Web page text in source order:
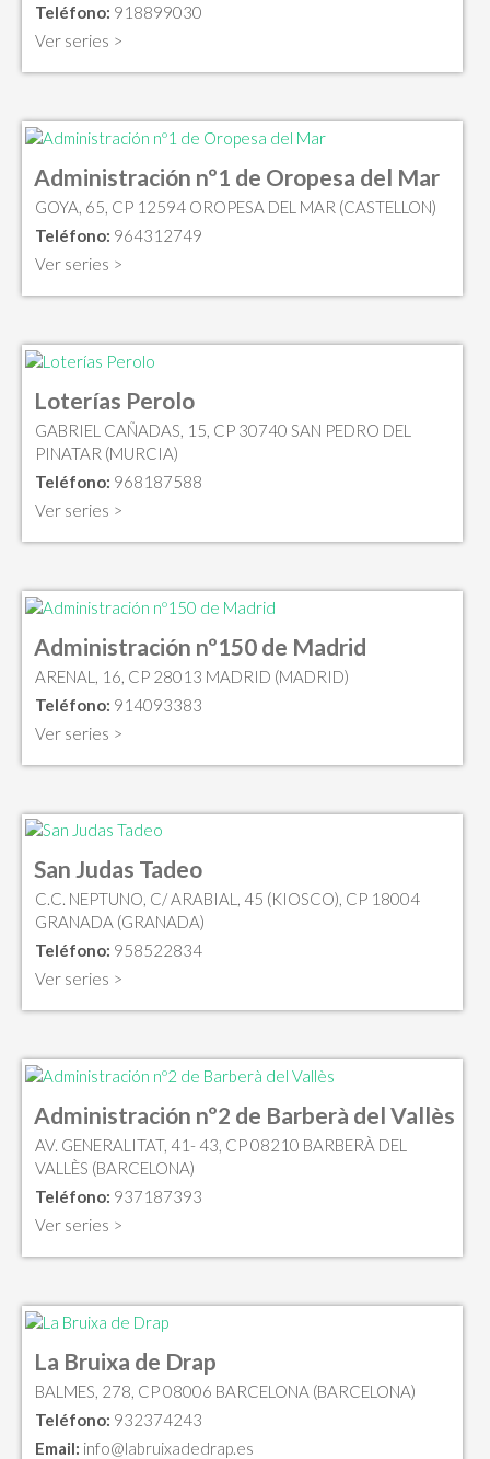
Teléfono: 918899030
Ver series >
Administración nº1 de Oropesa del Mar
GOYA, 65, CP 12594 OROPESA DEL MAR (CASTELLON)
Teléfono: 964312749
Ver series >
Loterías Perolo
GABRIEL CAÑADAS, 15, CP 30740 SAN PEDRO DEL
PINATAR (MURCIA)
Teléfono: 968187588
Ver series >
Administración nº150 de Madrid
ARENAL, 16, CP 28013 MADRID (MADRID)
Teléfono: 914093383
Ver series >
San Judas Tadeo
C.C. NEPTUNO, C/ ARABIAL, 45 (KIOSCO), CP 18004
GRANADA (GRANADA)
Teléfono: 958522834
Ver series >
Administración nº2 de Barberà del Vallès
AV. GENERALITAT, 41- 43, CP 08210 BARBERÀ DEL
VALLÈS (BARCELONA)
Teléfono: 937187393
Ver series >
La Bruixa de Drap
BALMES, 278, CP 08006 BARCELONA (BARCELONA)
Teléfono: 932374243
Email: info@labruixadedrap.es